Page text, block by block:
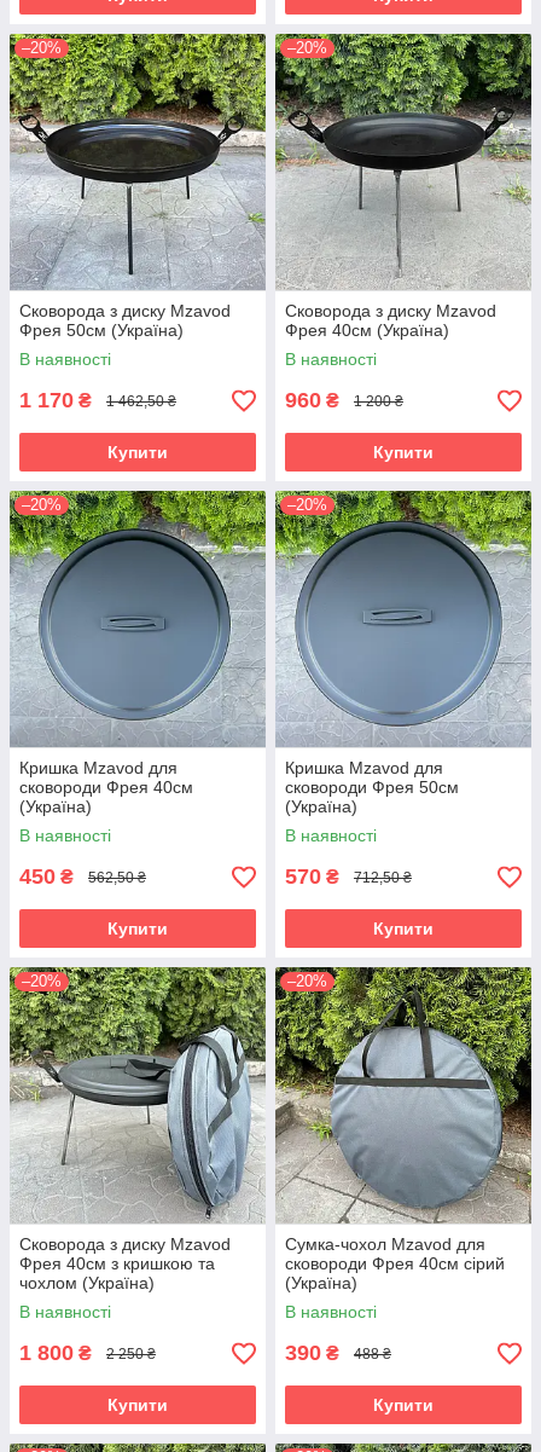
–20%
Сковорода з диску Mzavod
Фрея 50см (Україна)
В наявності
1 170 ₴ 1 462,50 ₴
Купити
–20%
Сковорода з диску Mzavod
Фрея 40см (Україна)
В наявності
960 ₴ 1 200 ₴
Купити
–20%
Кришка Mzavod для
сковороди Фрея 40см
(Україна)
В наявності
450 ₴ 562,50 ₴
Купити
–20%
Кришка Mzavod для
сковороди Фрея 50см
(Україна)
В наявності
570 ₴ 712,50 ₴
Купити
–20%
Сковорода з диску Mzavod
Фрея 40см з кришкою та
чохлом (Україна)
В наявності
1 800 ₴ 2 250 ₴
Купити
–20%
Сумка-чохол Mzavod для
сковороди Фрея 40см сірий
(Україна)
В наявності
390 ₴ 488 ₴
Купити